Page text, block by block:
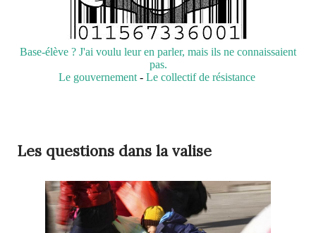
Base-élève ? J'ai voulu leur en parler, mais ils ne connaissaient
pas.
Le gouvernement- Le collectif de résistance
Les questions dans la valise